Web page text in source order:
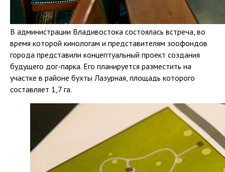
В администрации Владивостока состоялась встреча, во
время которой кинологам и представителям зоофондов
города представили концептуальный проект создания
будущего дог-парка. Его планируется разместить на
участке в районе бухты Лазурная, площадь которого
составляет 1,7 га.